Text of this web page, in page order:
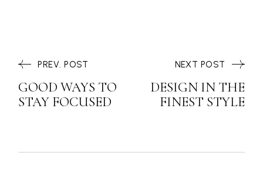
PREV. POST
GOOD WAYS TO
STAY FOCUSED
DESIGN IN THE
FINEST STYLE
NEXT POST